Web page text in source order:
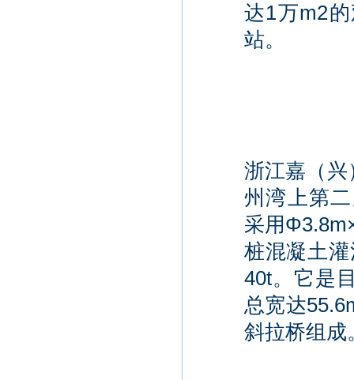
达1万m2
站。
浙江嘉（兴
州湾上第
采用
桩混凝土
40t。它是
总宽达
斜拉桥组成